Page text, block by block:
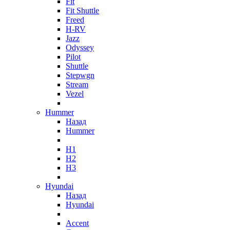
Fit Shuttle
Freed
H-RV
Jazz
Odyssey
Pilot
Shuttle
Stepwgn
Stream
Vezel
Hummer
Назад
Hummer
H1
H2
H3
Hyundai
Назад
Hyundai
Accent